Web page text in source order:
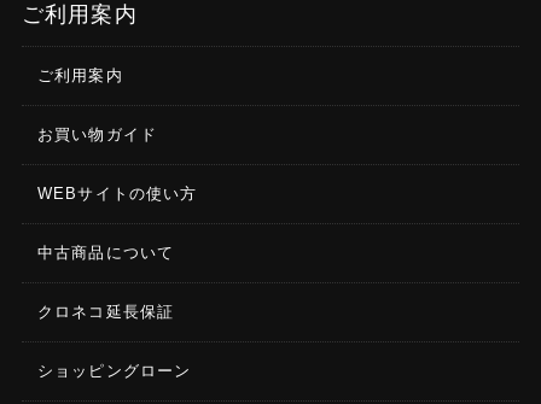
ご利用案内
ご利用案内
お買い物ガイド
WEBサイトの使い方
中古商品について
クロネコ延長保証
ショッピングローン